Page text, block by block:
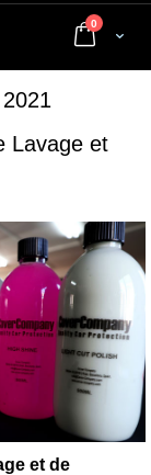
Cart
0 articles
Lavage et
et de